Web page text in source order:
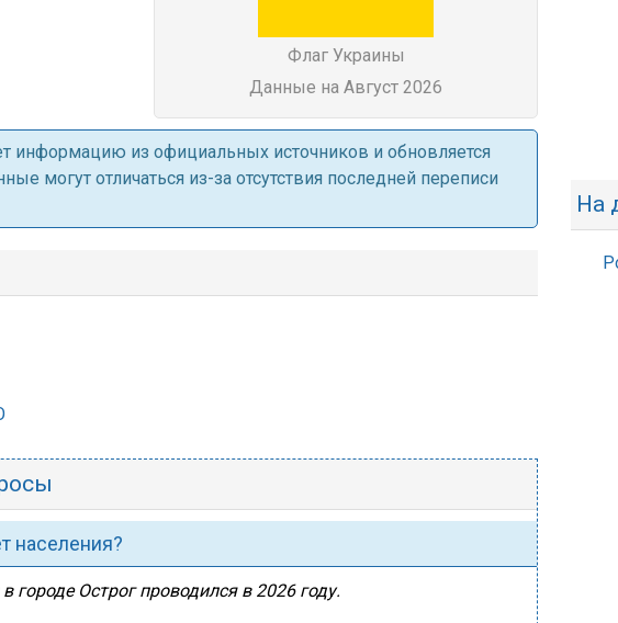
Флаг Украины
Данные на Август 2026
информацию из официальных источников и обновляется
могут отличаться из-за отсутствия последней переписи
населения?
городе Острог проводился в 2026 году.
На